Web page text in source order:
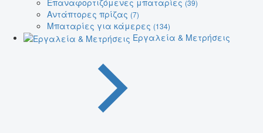
(39)
Αντάπτορες πρίζας (7)
Μπαταρίες για κάμερες (134)
Εργαλεία & Μετρήσεις